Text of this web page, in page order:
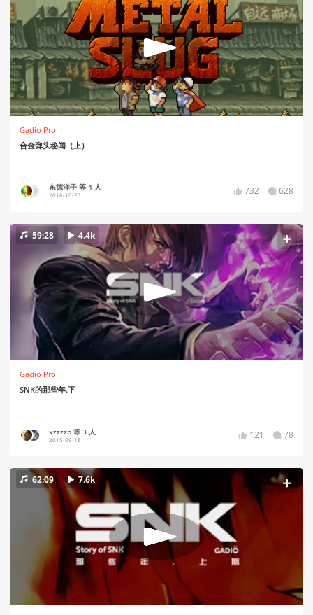
Gadio Pro
合金弹头秘闻（上）
东德洋子 等 4 人
2016-10-23 732 628
59:28 4.4k
Gadio Pro
SNK的那些年.下
xzzzzb 等 3 人
2015-09-18 121 78
62:09 7.6k